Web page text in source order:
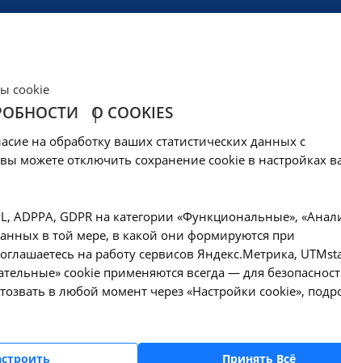
cookie
О COOKIES
на обработку ваших статистических данных с
можете отключить сохранение cookie в настройках
ADPPA, GDPR на категории «Функциональные»,
в той мере, в какой они формируются при
на работу сервисов Яндекс.Метрика,
cookie применяются всегда — для
в любой момент через «Настройки cookie»,
Принять Всё